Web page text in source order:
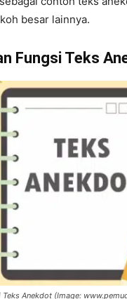
besar lainnya.
Fungsi Teks
Teks Anekdot (Image: